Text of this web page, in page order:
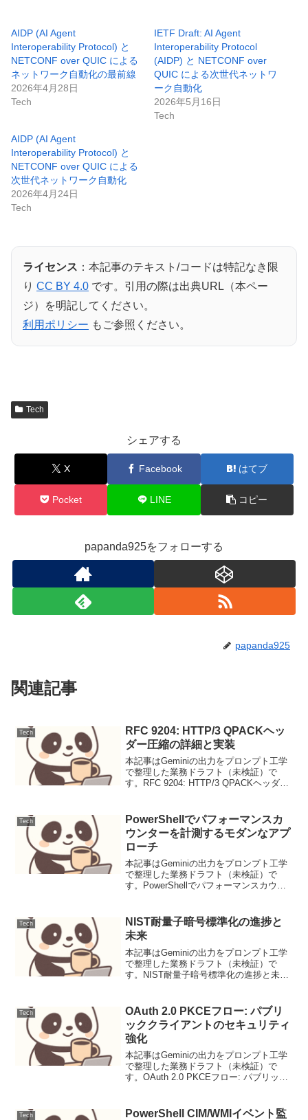
AIDP (AI Agent
Interoperability Protocol) と
NETCONF over QUIC による
ネットワーク自動化の最前線
2026年4月28日
Tech
IETF Draft: AI Agent
Interoperability Protocol
(AIDP) と NETCONF over
QUIC による次世代ネットワ
ーク自動化
2026年5月16日
Tech
AIDP (AI Agent
Interoperability Protocol) と
NETCONF over QUIC による
次世代ネットワーク自動化
2026年4月24日
Tech
ライセンス ：本記事のテキスト/コードは特記なき限
り CC BY 4.0 です。引用の際は出典URL（本ペー
ジ）を明記してください。
利用ポリシー もご参照ください。
Tech
シェアする
X Facebook はてブ
Pocket LINE コピー
papanda925をフォローする
papanda925
関連記事
Tech
RFC 9204: HTTP/3 QPACKヘッ
ダー圧縮の詳細と実装
本記事はGeminiの出力をプロンプト工学
で整理した業務ドラフト（未検証）で
す。RFC 9204: HTTP/3 QPACKヘッダー
向上のため進化を続けています。...
Tech
PowerShellでパフォーマンスカ
ウンターを計測するモダンなアプ
ローチ
本記事はGeminiの出力をプロンプト工学
で整理した業務ドラフト（未検証）で
す。PowerShellでパフォーマンスカウン
クを特定するためには、パフォーマンス
データの継...
Tech
NIST耐量子暗号標準化の進捗と
未来
本記事はGeminiの出力をプロンプト工学
で整理した業務ドラフト（未検証）で
す。NIST耐量子暗号標準化の進捗と未来
耐えうる次世代の暗号技術、すなわち耐
量子暗号（PQC...
Tech
OAuth 2.0 PKCEフロー: パブリ
ッククライアントのセキュリティ
強化
本記事はGeminiの出力をプロンプト工学
で整理した業務ドラフト（未検証）で
す。OAuth 2.0 PKCEフロー: パブリック
ーの特定のリソースへのアクセス権...
Tech
PowerShell CIM/WMIイベント監